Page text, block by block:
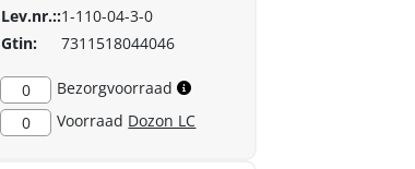
Lev.nr.::1-110-04-3-0
Gtin:
7311518044046
0
Bezorgvoorraad
0
Voorraad Dozon LC